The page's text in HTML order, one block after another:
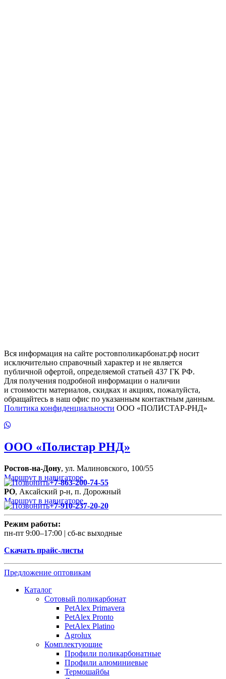
Вся информация на сайте ростовполикарбонат.рф носит
исключительно справочный характер и не является
публичной офертой, определяемой статьей 437 ГК РФ.
Для получения подробной информации о наличии
и стоимости материалов, скидках и акциях, пожалуйста,
обращайтесь в наш офис по указанным контактным данным.
Политика конфиденциальности ООО «ПОЛИСТАР-РНД»
ООО «Полистар РНД»
Ростов-на-Дону, ул. Малиновского, 100/55
Маршрут в навигаторе
+7-863-200-74-55
РО, Аксайский р-н, п. Дорожный
Маршрут в навигаторе
+7-910-237-20-20
Режим работы:
пн-пт 9:00–17:00 | сб-вс выходные
Скачать прайс-листы
Предложение оптовикам
Каталог
Сотовый поликарбонат
PetAlex Primavera
PetAlex Pronto
PetAlex Platino
Agrolux
Комплектующие
Профили поликарбонатные
Профили алюминиевые
Термошайбы